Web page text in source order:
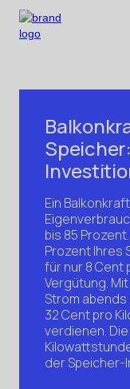
Ein
bis 85
Prozent Ihres
für nur 8 Cent
Vergütung.
Strom
32 Cent pro
verdienen.
der Speicher-